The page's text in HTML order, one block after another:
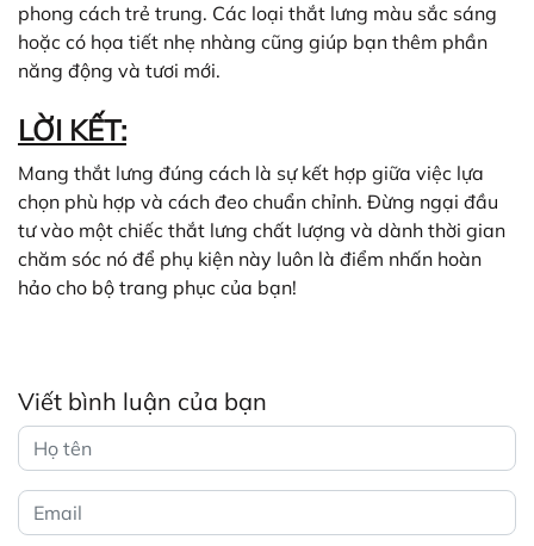
phong cách trẻ trung. Các loại thắt lưng màu sắc sáng
hoặc có họa tiết nhẹ nhàng cũng giúp bạn thêm phần
năng động và tươi mới.
LỜI KẾT:
Mang thắt lưng đúng cách là sự kết hợp giữa việc lựa
chọn phù hợp và cách đeo chuẩn chỉnh. Đừng ngại đầu
tư vào một chiếc thắt lưng chất lượng và dành thời gian
chăm sóc nó để phụ kiện này luôn là điểm nhấn hoàn
hảo cho bộ trang phục của bạn!
Viết bình luận của bạn